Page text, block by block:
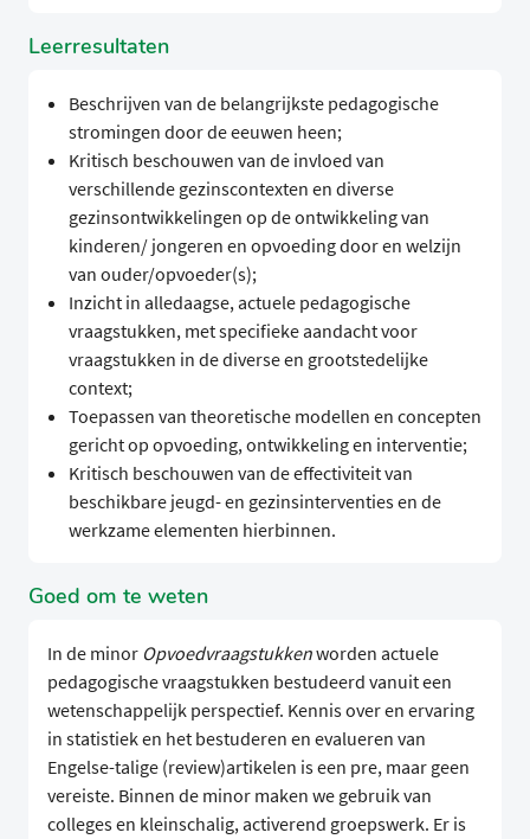
Leerresultaten
Beschrijven van de belangrijkste pedagogische
stromingen door de eeuwen heen;
Kritisch beschouwen van de invloed van
verschillende gezinscontexten en diverse
gezinsontwikkelingen op de ontwikkeling van
kinderen/ jongeren en opvoeding door en welzijn
van ouder/opvoeder(s);
Inzicht in alledaagse, actuele pedagogische
vraagstukken, met specifieke aandacht voor
vraagstukken in de diverse en grootstedelijke
context;
Toepassen van theoretische modellen en concepten
gericht op opvoeding, ontwikkeling en interventie;
Kritisch beschouwen van de effectiviteit van
beschikbare jeugd- en gezinsinterventies en de
werkzame elementen hierbinnen.
Goed om te weten
In de minor Opvoedvraagstukkenworden actuele
pedagogische vraagstukken bestudeerd vanuit een
wetenschappelijk perspectief. Kennis over en ervaring
in statistiek en het bestuderen en evalueren van
Engelse-talige (review)artikelen is een pre, maar geen
vereiste. Binnen de minor maken we gebruik van
colleges en kleinschalig, activerend groepswerk. Er is